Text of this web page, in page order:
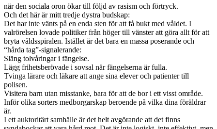
när den sociala oron ökar till följd av rasism och förtryck.
Och det här är mitt tredje dystra budskap:
Det har inte vänts på en enda sten för att få bukt med våldet. I
valrörelsen lovade politiker från höger till vänster att göra allt för att
bryta våldsspiralen. Istället är det bara en massa poserande och
“hårda tag”-signalerande:
Släng tolvåringar i fängelse.
Lägg frihetsberövade i sovsal när fängelserna är fulla.
Tvinga lärare och läkare att ange sina elever och patienter till
polisen.
Visitera barn utan misstanke, bara för att de bor i ett visst område.
Inför olika sorters medborgarskap beroende på vilka dina föräldrar
är.
I ett auktoritärt samhälle är det helt avgörande att det finns